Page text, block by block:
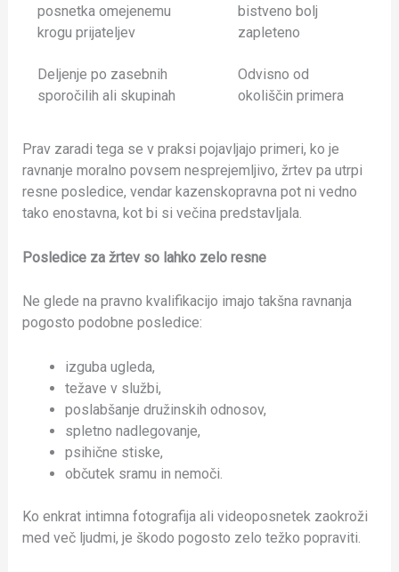
posnetka omejenemu
krogu prijateljev
bistveno bolj
zapleteno
Deljenje po zasebnih
sporočilih ali skupinah
Odvisno od
okoliščin primera
Prav zaradi tega se v praksi pojavljajo primeri, ko je
ravnanje moralno povsem nesprejemljivo, žrtev pa utrpi
resne posledice, vendar kazenskopravna pot ni vedno
tako enostavna, kot bi si večina predstavljala.
Posledice za žrtev so lahko zelo resne
Ne glede na pravno kvalifikacijo imajo takšna ravnanja
pogosto podobne posledice:
izguba ugleda,
težave v službi,
poslabšanje družinskih odnosov,
spletno nadlegovanje,
psihične stiske,
občutek sramu in nemoči.
Ko enkrat intimna fotografija ali videoposnetek zaokroži
med več ljudmi, je škodo pogosto zelo težko popraviti.